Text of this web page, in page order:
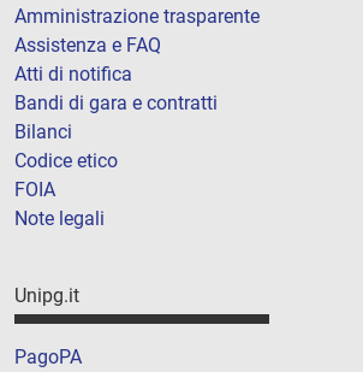
Amministrazione trasparente
Assistenza e FAQ
Atti di notifica
Bandi di gara e contratti
Bilanci
Codice etico
FOIA
Note legali
Unipg.it
PagoPA